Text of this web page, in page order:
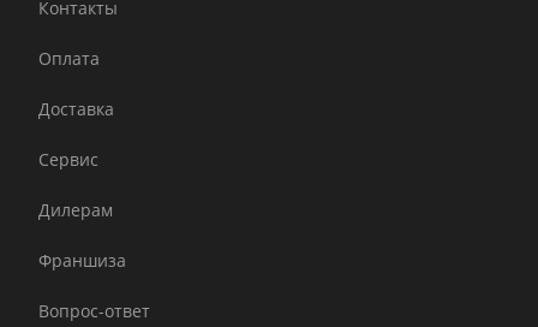
Контакты
Оплата
Доставка
Сервис
Дилерам
Франшиза
Вопрос-ответ